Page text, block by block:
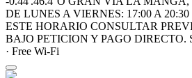
DE LUNES A VIERNES: 17:00 A
ESTE HORARIO CONSULTAR
BAJO PETICION Y PAGO DIRECTO.
· Free Wi-Fi